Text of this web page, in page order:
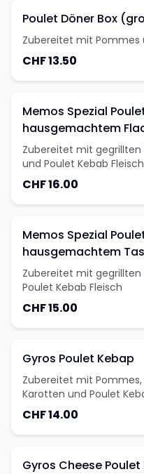
Poulet Döner Box
Zubereitet mit Pommes
CHF 13.50
Memos Spezial
hausgemachtem
Zubereitet mit gegrillten
und Poulet Kebab Fleisch
CHF 16.00
Memos Spezial
hausgemachtem
Zubereitet mit gegrillten
Poulet Kebab Fleisch
CHF 15.00
Gyros Poulet Kebap
Zubereitet mit
Karotten und Poulet
CHF 14.00
Gyros Cheese Poulet